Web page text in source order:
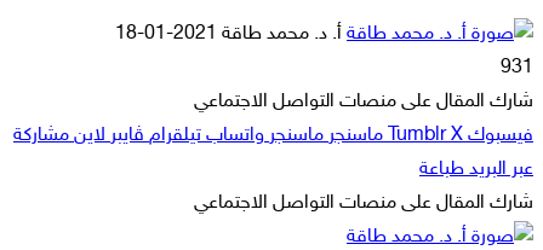
أ. د. محمد طاقة أرسل
إلكترونيا
2021-01-18
931
شارك المقال على منصات التواصل الاجتماعي
فيسبوك ‫X ماسنجر ماسنجر واتساب تيلقرام ڤايبر لاين مشاركة
عبر البريد طباعة
شارك المقال على منصات التواصل الاجتماعي
فيسبوك
‫X
ماسنجر
ماسنجر
واتساب
تيلقرام
ڤايبر
لاين
مشاركة
طباعة